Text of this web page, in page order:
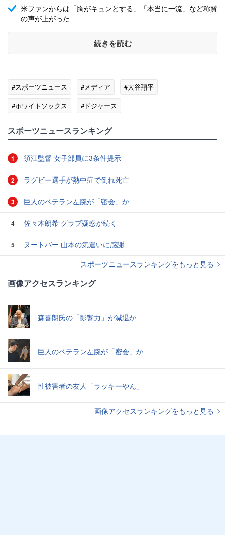
米ファンからは「胸がキュンとする」「本当に一流」など称賛
の声が上がった
続きを読む
#スポーツニュース #メディア
#大谷翔平
#ホワイトソックス
#ドジャース
スポーツニュースランキング
1 須江監督 女子部員に3条件提示
2 ラグビー選手が熱中症で倒れ死亡
3 巨人のベテラン左腕が「密会」か
4 佐々木朗希 グラブ疑惑が続く
5
ヌートバー 山本の気遣いに感謝
スポーツニュースランキングをもっと見る
画像アクセスランキング
森喜朗氏の「影響力」が減退か
巨人のベテラン左腕が「密会」か
性被害者の友人「ラッキーやん」
画像アクセスランキングをもっと見る